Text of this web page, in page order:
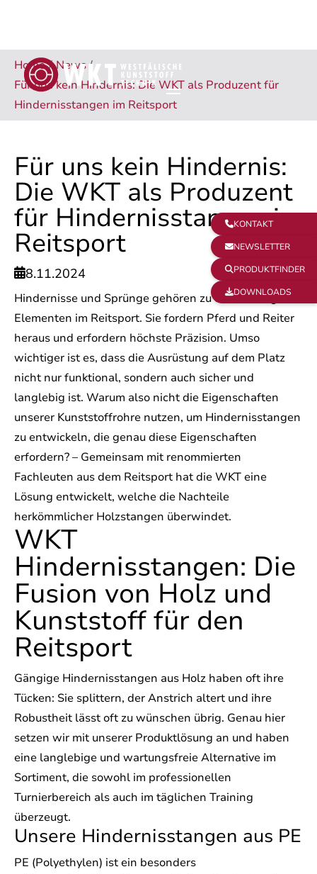
Home / News /
Für uns kein Hindernis: Die WKT als Produzent für
Hindernisstangen im Reitsport
Für uns kein Hindernis:
Die WKT als Produzent
für Hindernisstangen im
Reitsport
8.11.2024
Hindernisse und Sprünge gehören zu den wichtigsten
Elementen im Reitsport. Sie fordern Pferd und Reiter
heraus und erfordern höchste Präzision. Umso
wichtiger ist es, dass die Ausrüstung auf dem Platz
nicht nur funktional, sondern auch sicher und
langlebig ist. Warum also nicht die Eigenschaften
unserer Kunststoffrohre nutzen, um Hindernisstangen
zu entwickeln, die genau diese Eigenschaften
erfordern? – Gemeinsam mit renommierten
Fachleuten aus dem Reitsport hat die WKT eine
Lösung entwickelt, welche die Nachteile
herkömmlicher Holzstangen überwindet.
WKT
Hindernisstangen: Die
Fusion von Holz und
Kunststoff für den
Reitsport
Gängige Hindernisstangen aus Holz haben oft ihre
Tücken: Sie splittern, der Anstrich altert und ihre
Robustheit lässt oft zu wünschen übrig. Genau hier
setzen wir mit unserer Produktlösung an und haben
eine langlebige und wartungsfreie Alternative im
Sortiment, die sowohl im professionellen
Turnierbereich als auch im täglichen Training
überzeugt.
Unsere Hindernisstangen aus PE
PE (Polyethylen) ist ein besonders
KONTAKT
NEWSLETTER
 PRODUKTFINDER
DOWNLOADS